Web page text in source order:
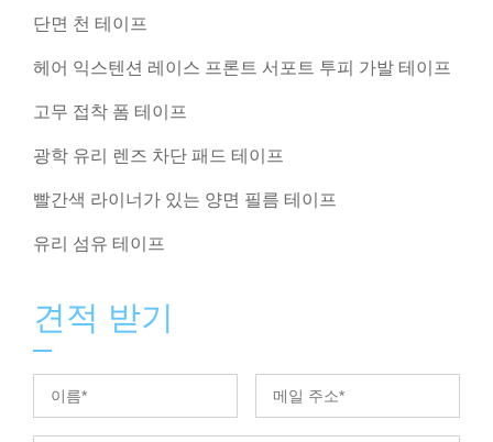
단면 천 테이프
헤어 익스텐션 레이스 프론트 서포트 투피 가발 테이프
고무 접착 폼 테이프
광학 유리 렌즈 차단 패드 테이프
빨간색 라이너가 있는 양면 필름 테이프
유리 섬유 테이프
견적 받기